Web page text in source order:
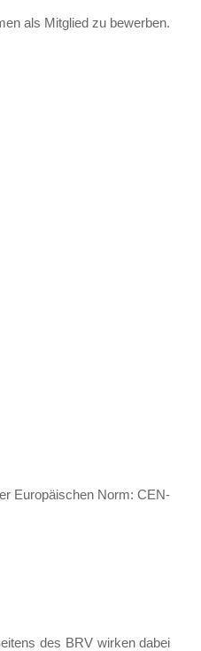
als Mitglied zu bewerben.
Europäischen Norm: CEN-
des BRV wirken dabei